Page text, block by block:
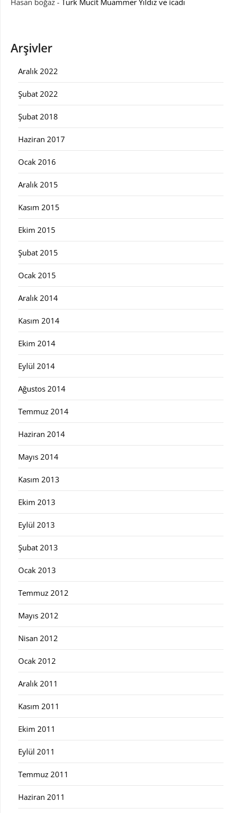
Arşivler
Aralık 2022
Şubat 2022
Şubat 2018
Haziran 2017
Ocak 2016
Aralık 2015
Kasım 2015
Ekim 2015
Şubat 2015
Ocak 2015
Aralık 2014
Kasım 2014
Ekim 2014
Eylül 2014
Ağustos 2014
Temmuz 2014
Haziran 2014
Mayıs 2014
Kasım 2013
Ekim 2013
Eylül 2013
Şubat 2013
Ocak 2013
Temmuz 2012
Mayıs 2012
Nisan 2012
Ocak 2012
Aralık 2011
Kasım 2011
Ekim 2011
Eylül 2011
Temmuz 2011
Haziran 2011